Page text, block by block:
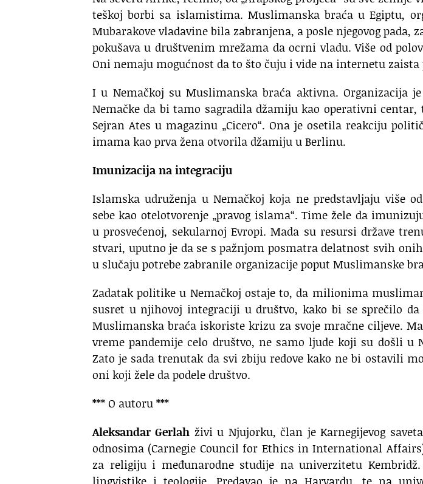
teškoj borbi sa islamistima. Muslimanska braća u Egiptu,
Mubarakove vladavine bila zabranjena, a posle njegovog pada,
pokušava u društvenim mrežama da ocrni vladu. Više od
Oni nemaju mogućnost da to što čuju i vide na internetu zaista
I u Nemačkoj su Muslimanska braća aktivna. Organizacija
Nemačke da bi tamo sagradila džamiju kao operativni
Sejran Ates u magazinu „Cicero“. Ona je osetila reakciju
imama kao prva žena otvorila džamiju u Berlinu.
Imunizacija na integraciju
Islamska udruženja u Nemačkoj koja ne predstavljaju više
sebe kao otelotvorenje „pravog islama“. Time žele da
u prosvećenoj, sekularnoj Evropi. Mada su resursi države
stvari, uputno je da se s pažnjom posmatra delatnost svih
u slučaju potrebe zabranile organizacije poput Muslimanske
Zadatak politike u Nemačkoj ostaje to, da milionima
susret u njihovoj integraciji u društvo, kako bi se sprečilo
Muslimanska braća iskoriste krizu za svoje mračne ciljeve.
vreme pandemije celo društvo, ne samo ljude koji su došli u
Zato je sada trenutak da svi zbiju redove kako ne bi ostavili
oni koji žele da podele društvo.
*** O autoru ***
Aleksandar Gerlah živi u Njujorku, član je Karnegijevog
odnosima (Carnegie Council for Ethics in International
za religiju i međunarodne studije na univerzitetu
lingvistike i teologije. Predavao je na Harvardu, te na